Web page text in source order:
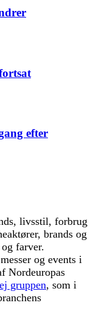
efter
livsstil, forbrug
brands og
farver.
og events i
Nordeuropas
gruppen, som i